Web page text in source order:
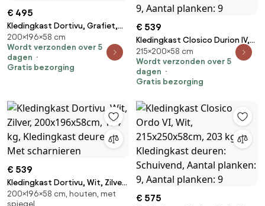
€ 495
Kledingkast Dortivu, Grafiet,
Zilver, 200x196x58cm, 174 kg,
Kledingkast deuren: Met
scharnieren
200×196×58 cm
Wordt verzonden over 5
dagen
Gratis bezorging
€ 539
Kledingkast Closico Durion IV,
Wit, 215x200x58cm, 171 kg,
Kledingkast deuren: Schuivend,
Aantal planken: 9, Aantal
215×200×58 cm
Wordt verzonden over 5
dagen
Gratis bezorging
€ 539
Kledingkast Dortivu, Wit, Zilver,
200x196x58cm, 174 kg,
200×196×58 cm, houten, met
spiegel
€ 575